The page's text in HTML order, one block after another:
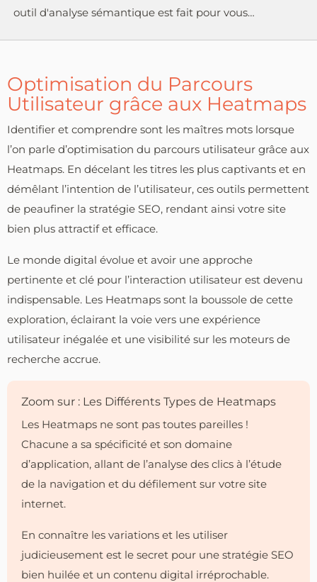
outil d'analyse sémantique est fait pour vous…
Optimisation du Parcours
Utilisateur grâce aux Heatmaps
Identifier et comprendre sont les maîtres mots lorsque
l’on parle d’optimisation du parcours utilisateur grâce aux
Heatmaps. En décelant les titres les plus captivants et en
démêlant l’intention de l’utilisateur, ces outils permettent
de peaufiner la stratégie SEO, rendant ainsi votre site
bien plus attractif et efficace.
Le monde digital évolue et avoir une approche
pertinente et clé pour l’interaction utilisateur est devenu
indispensable. Les Heatmaps sont la boussole de cette
exploration, éclairant la voie vers une expérience
utilisateur inégalée et une visibilité sur les moteurs de
recherche accrue.
Zoom sur : Les Différents Types de Heatmaps
Les Heatmaps ne sont pas toutes pareilles !
Chacune a sa spécificité et son domaine
d’application, allant de l’analyse des clics à l’étude
de la navigation et du défilement sur votre site
internet.
En connaître les variations et les utiliser
judicieusement est le secret pour une stratégie SEO
bien huilée et un contenu digital irréprochable.